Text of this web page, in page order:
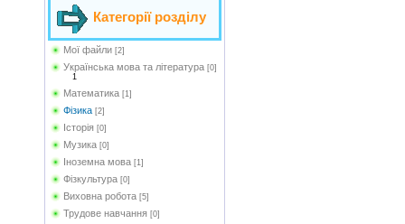
Категорії розділу
Мої файли [2]
Українська мова та література [0]
1
Математика [1]
Фізика [2]
Історія [0]
Музика [0]
Іноземна мова [1]
Фізкультура [0]
Виховна робота [5]
Трудове навчання [0]